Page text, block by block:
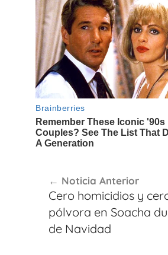
de
entradas
Noticia Anterior
Cero homicidios y
pólvora en Soacha
de Navidad